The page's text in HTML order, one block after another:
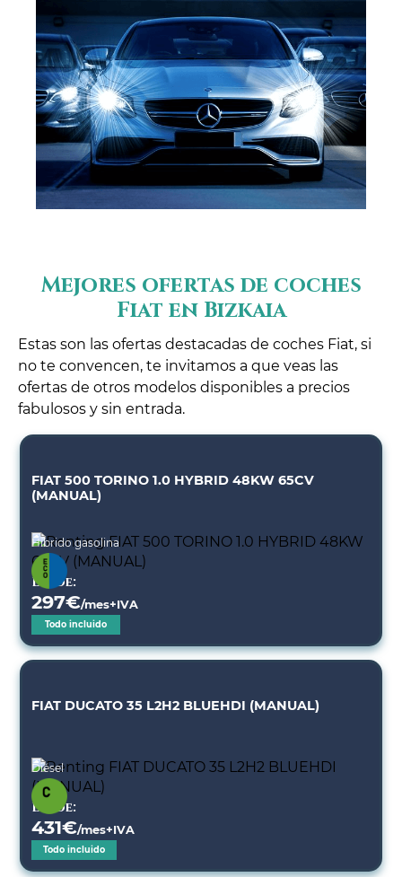
Mejores ofertas de coches
Fiat en Bizkaia
Estas son las ofertas destacadas de coches Fiat, si
no te convencen, te invitamos a que veas las
ofertas de otros modelos disponibles a precios
fabulosos y sin entrada.
FIAT 500 TORINO 1.0 HYBRID 48KW 65CV
(MANUAL)
Híbrido gasolina
Desde:
297€/mes+IVA
Todo incluido
FIAT DUCATO 35 L2H2 BLUEHDI (MANUAL)
Diésel
Desde:
431€/mes+IVA
Todo incluido